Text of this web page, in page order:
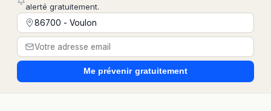
alerté gratuitement.
Me prévenir gratuitement